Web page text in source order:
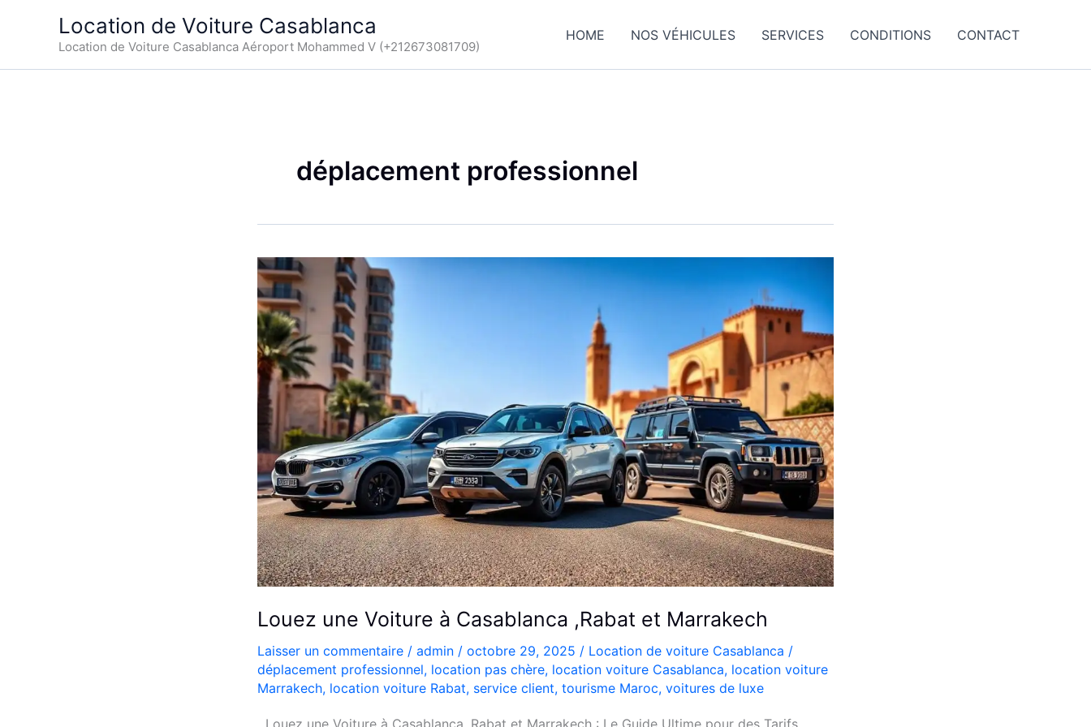
Location de Voiture Casablanca
Location de Voiture Casablanca Aéroport Mohammed V (+212673081709)
HOME NOS VÉHICULES SERVICES CONDITIONS CONTACT
déplacement professionnel
Louez une Voiture à Casablanca ,Rabat et Marrakech
Laisser un commentaire / admin / octobre 29, 2025 / Location de voiture Casablanca /
déplacement professionnel, location pas chère, location voiture Casablanca, location voiture
Marrakech, location voiture Rabat, service client, tourisme Maroc, voitures de luxe